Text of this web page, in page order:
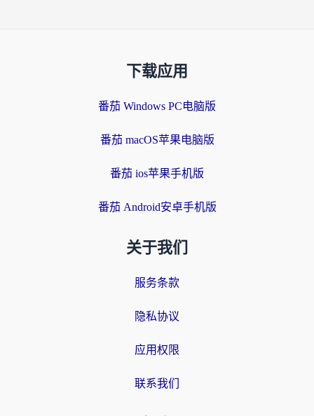
下载应用
番茄 Windows PC电脑版
番茄 macOS苹果电脑版
番茄 ios苹果手机版
番茄 Android安卓手机版
关于我们
服务条款
隐私协议
应用权限
联系我们